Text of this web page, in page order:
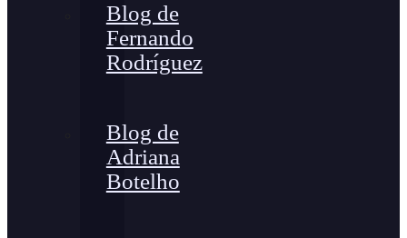
Blog de
Fernando
Rodríguez
Blog de
Adriana
Botelho